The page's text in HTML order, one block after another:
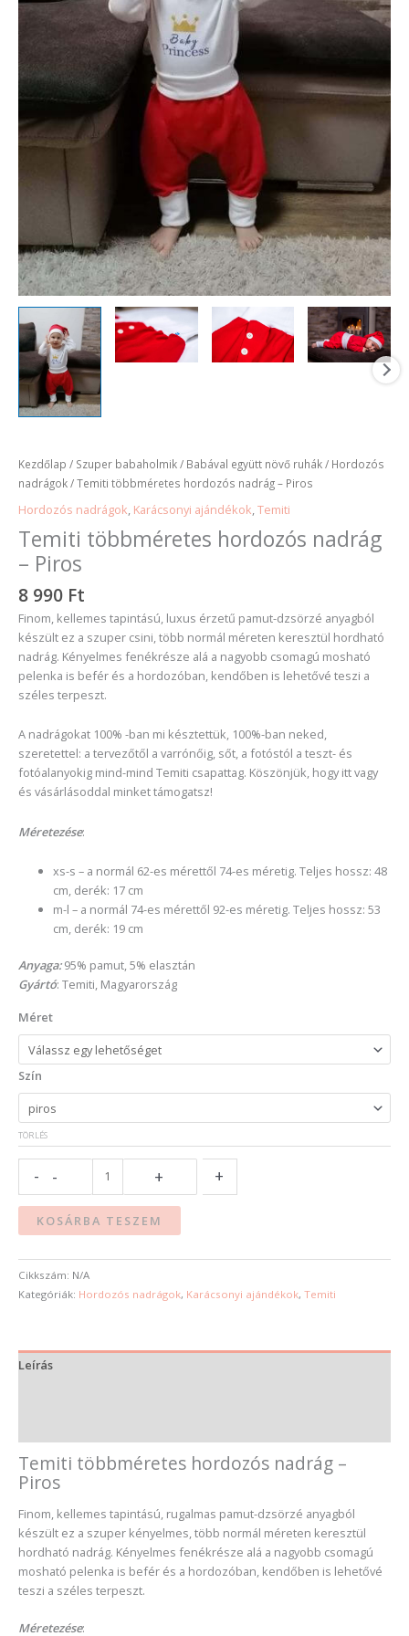
Kezdőlap / Szuper babaholmik/ Babával együtt növő ruhák/ Hordozós
nadrágok/ Temiti többméretes hordozós nadrág – Piros
Hordozós nadrágok, Karácsonyi ajándékok,Temiti
Temiti többméretes hordozós nadrág
– Piros
8 990 Ft
Finom, kellemes tapintású, luxus érzetű pamut-dzsörzé anyagból
készült ez a szuper csini, több normál méreten keresztül hordható
nadrág. Kényelmes fenékrésze alá a nagyobb csomagú mosható
pelenka is befér és a hordozóban, kendőben is lehetővé teszi a
széles terpeszt.
A nadrágokat 100% -ban mi késztettük, 100%-ban neked,
szeretettel: a tervezőtől a varrónőig, sőt, a fotóstól a teszt- és
fotóalanyokig mind-mind Temiti csapattag. Köszönjük, hogy itt vagy
és vásárlásoddal minket támogatsz!
Méretezése:
xs-s – a normál 62-es mérettől 74-es méretig. Teljes hossz: 48
cm, derék: 17 cm
m-l – a normál 74-es mérettől 92-es méretig. Teljes hossz: 53
cm, derék: 19 cm
Anyaga:95% pamut, 5% elasztán
Gyártó: Temiti, Magyarország
Méret
Szín
TÖRLÉS
- - + +
KOSÁRBA TESZEM
Cikkszám: N/A
Kategóriák: Hordozós nadrágok, Karácsonyi ajándékok, Temiti
Leírás
Temiti többméretes hordozós nadrág –
Piros
Finom, kellemes tapintású, rugalmas pamut-dzsörzé anyagból
készült ez a szuper kényelmes, több normál méreten keresztül
hordható nadrág. Kényelmes fenékrésze alá a nagyobb csomagú
mosható pelenka is befér és a hordozóban, kendőben is lehetővé
teszi a széles terpeszt.
Méretezése: